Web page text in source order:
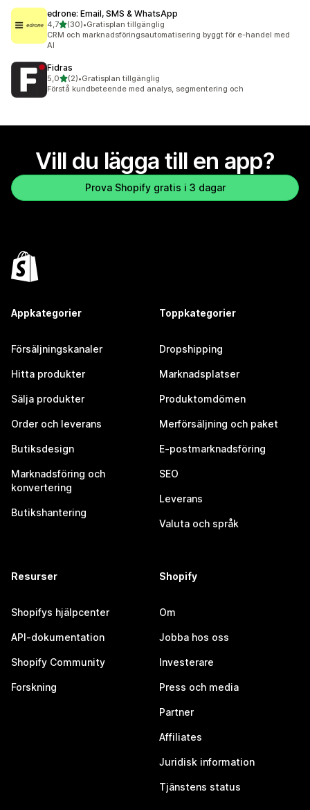
edrone: Email, SMS & WhatsApp
4,7av 5 stjärnor
(30)
30 recensioner totalt
•Gratisplan tillgänglig
CRM och marknadsföringsautomatisering byggt för e-handel med
AI
Fidras
5,0av 5 stjärnor
(2)
2 recensioner totalt
•Gratisplan tillgänglig
Förstå kundbeteende med analys, segmentering och
Vill du lägga till en app?
Prova Shopify gratis i 3 dagar
Appkategorier
Försäljningskanaler
Hitta produkter
Sälja produkter
Order och leverans
Butiksdesign
Marknadsföring och
konvertering
Butikshantering
Toppkategorier
Dropshipping
Marknadsplatser
Produktomdömen
Merförsäljning och paket
E-postmarknadsföring
SEO
Leverans
Valuta och språk
Resurser
Shopifys hjälpcenter
API-dokumentation
Shopify Community
Forskning
Shopify
Om
Jobba hos oss
Investerare
Press och media
Partner
Affiliates
Juridisk information
Tjänstens status